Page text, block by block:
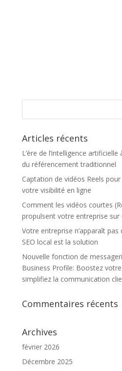
Articles récents
L’ère de l’intelligence
du référencement traditionnel
Captation de vidéos Reels
votre visibilité en ligne
Comment les vidéos courtes
propulsent votre entreprise sur
Votre entreprise n’apparaît pas
SEO local est la solution
Nouvelle fonction de
Business Profile: Boostez
simplifiez la communication
Commentaires récents
Archives
février 2026
Décembre 2025